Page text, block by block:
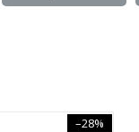
–28%